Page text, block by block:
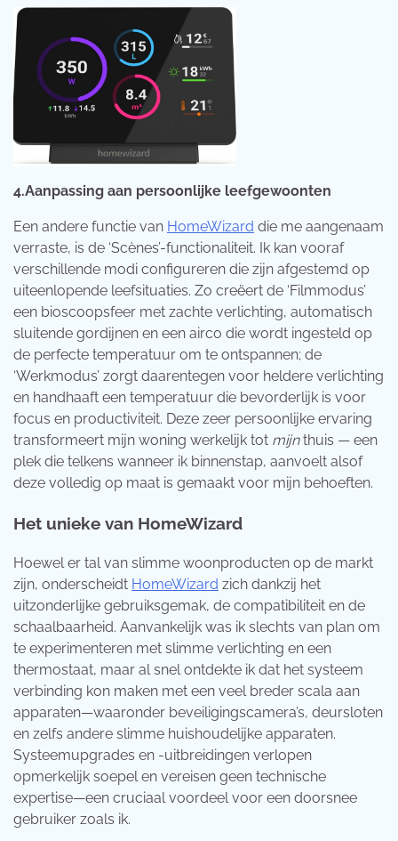
4.Aanpassing aan persoonlijke leefgewoonten
Een andere functie van HomeWizard die me aangenaam
verraste, is de ‘Scènes’-functionaliteit. Ik kan vooraf
verschillende modi configureren die zijn afgestemd op
uiteenlopende leefsituaties. Zo creëert de ‘Filmmodus’
een bioscoopsfeer met zachte verlichting, automatisch
sluitende gordijnen en een airco die wordt ingesteld op
de perfecte temperatuur om te ontspannen; de
‘Werkmodus’ zorgt daarentegen voor heldere verlichting
en handhaaft een temperatuur die bevorderlijk is voor
focus en productiviteit. Deze zeer persoonlijke ervaring
transformeert mijn woning werkelijk tot mijnthuis — een
plek die telkens wanneer ik binnenstap, aanvoelt alsof
deze volledig op maat is gemaakt voor mijn behoeften.
Het unieke van HomeWizard
Hoewel er tal van slimme woonproducten op de markt
zijn, onderscheidt HomeWizard zich dankzij het
uitzonderlijke gebruiksgemak, de compatibiliteit en de
schaalbaarheid. Aanvankelijk was ik slechts van plan om
te experimenteren met slimme verlichting en een
thermostaat, maar al snel ontdekte ik dat het systeem
verbinding kon maken met een veel breder scala aan
apparaten—waaronder beveiligingscamera’s, deursloten
en zelfs andere slimme huishoudelijke apparaten.
Systeemupgrades en -uitbreidingen verlopen
opmerkelijk soepel en vereisen geen technische
expertise—een cruciaal voordeel voor een doorsnee
gebruiker zoals ik.